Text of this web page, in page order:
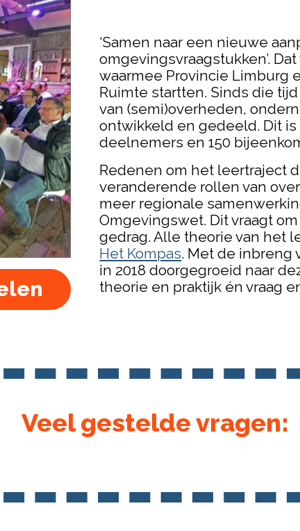
‘Samen naar een nieuwe
omgevingsvraagstukken’.
waarmee Provincie Limburg
Ruimte startten. Sinds die
van (semi)overheden,
ontwikkeld en gedeeld. Dit
deelnemers en 150
Redenen om het leertraject
veranderende rollen van
meer regionale
Omgevingswet. Dit vraagt
gedrag. Alle theorie van het
Het Kompas. Met de inbreng
in 2018 doorgegroeid naar
theorie en praktijk én vraag
Veel gestelde vragen: